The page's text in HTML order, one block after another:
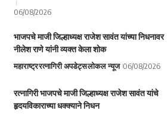
06/08/2026
भाजपचे माजी जिल्हाध्यक्ष राजेश सावंत यांच्या निधनावर
नीलेश राणे यांनी व्यक्त केला शोक
महाराष्ट्ररत्नागिरी अपडेट्सलोकल न्यूज 06/08/2026
रत्नागिरी भाजपचे माजी जिल्हाध्यक्ष राजेश सावंत यांचे
हृदयविकाराच्या धक्क्याने निधन